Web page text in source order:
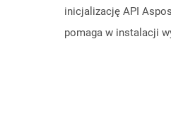
inicjalizację API
pomaga w instalacji